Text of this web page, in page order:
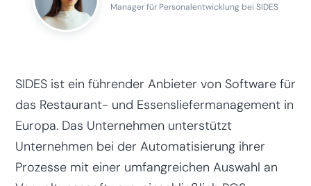
Manager für Personalentwicklung bei SIDES
SIDES ist ein führender Anbieter von Software für
das Restaurant- und Essensliefermanagement in
Europa. Das Unternehmen unterstützt
Unternehmen bei der Automatisierung ihrer
Prozesse mit einer umfangreichen Auswahl an